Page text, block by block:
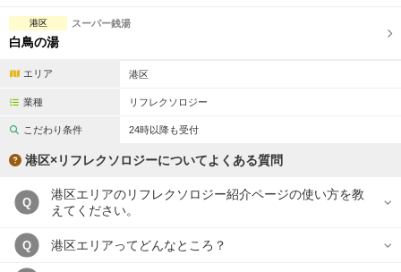
日本人スタッフのみ
スタッフ指名可
駅から徒歩5分以内
こだわり条件を変更
閉じる
港区 スーパー銭湯
白鳥の湯
エリア 港区
業種 リフレクソロジー
こだわり条件 24時以降も受付
港区×リフレクソロジーについてよくある質問
Q
港区エリアのリフレクソロジー紹介ページの使い方を教
えてください。
Q 港区エリアってどんなところ？